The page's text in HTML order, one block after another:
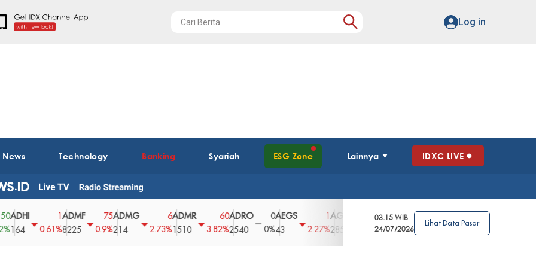
Log in
Technology Banking Syariah ESG Zone Lainnya IDXC LIVE
0.61%
ADMF
8225
75
0.9%
ADMG
214
2.73%
ADMR
1510
60
3.82%
ADRO
2540
0
0%
AEGS
2.27% 2850
3.39%
AGRO
4
2.63%
0%
03.15 WIB
24/07/2026
Lihat Data Pasar